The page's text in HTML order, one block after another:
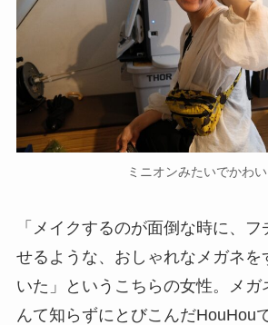
ミニオンみたいでかわ
「メイクするのが面倒な時に、
せるような、おしゃれなメガネを
いた」というこちらの女性。メガ
んて知らずにとびこんだHouHou